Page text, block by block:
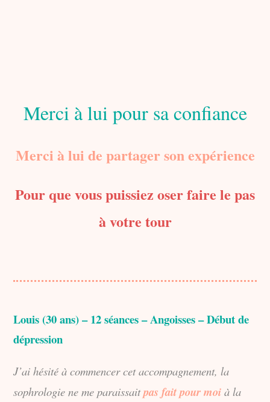
Merci à lui pour sa confiance
Merci à lui de partager son expérience
Pour que vous puissiez oser faire le pas
à votre tour
Louis (30 ans) – 12 séances – Angoisses – Début de
dépression
J’ai hésité à commencer cet accompagnement, la
sophrologie ne me paraissaitpas fait pour moi à la